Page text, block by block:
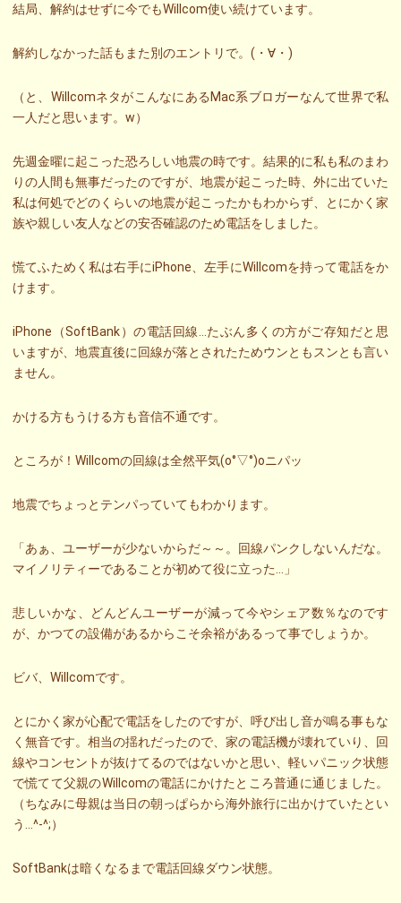
結局、解約はせずに今でもWillcom使い続けています。
解約しなかった話もまた別のエントリで。(・∀・)
（と、WillcomネタがこんなにあるMac系ブロガーなんて世界で私
一人だと思います。w）
先週金曜に起こった恐ろしい地震の時です。結果的に私も私のまわ
りの人間も無事だったのですが、地震が起こった時、外に出ていた
私は何処でどのくらいの地震が起こったかもわからず、とにかく家
族や親しい友人などの安否確認のため電話をしました。
慌てふためく私は右手にiPhone、左手にWillcomを持って電話をか
けます。
iPhone（SoftBank）の電話回線…たぶん多くの方がご存知だと思
いますが、地震直後に回線が落とされたためウンともスンとも言い
ません。
かける方もうける方も音信不通です。
ところが！Willcomの回線は全然平気(o°▽°)oニパッ
地震でちょっとテンパっていてもわかります。
「あぁ、ユーザーが少ないからだ～～。回線パンクしないんだな。
マイノリティーであることが初めて役に立った…」
悲しいかな、どんどんユーザーが減って今やシェア数％なのです
が、かつての設備があるからこそ余裕があるって事でしょうか。
ビバ、Willcomです。
とにかく家が心配で電話をしたのですが、呼び出し音が鳴る事もな
く無音です。相当の揺れだったので、家の電話機が壊れていり、回
線やコンセントが抜けてるのではないかと思い、軽いパニック状態
で慌てて父親のWillcomの電話にかけたところ普通に通じました。
（ちなみに母親は当日の朝っぱらから海外旅行に出かけていたとい
う…^-^;）
SoftBankは暗くなるまで電話回線ダウン状態。